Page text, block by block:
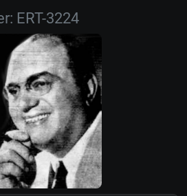
ERT-3224